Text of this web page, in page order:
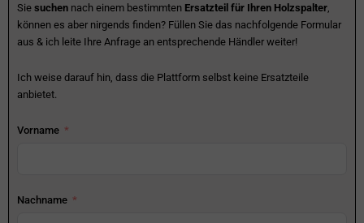
Sie suchen nach einem bestimmten Ersatzteil für Ihren Holzspalter,
können es aber nirgends finden? Füllen Sie das nachfolgende Formular
aus & ich leite Ihre Anfrage an entsprechende Händler weiter!
Ich weise darauf hin, dass die Plattform selbst keine Ersatzteile
anbietet.
Vorname
Nachname